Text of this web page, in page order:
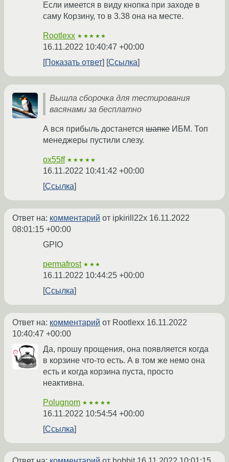
Если имеется в виду кнопка при заходе в
саму Корзину, то в 3.38 она на месте.
Rootlexx ★★★★★
16.11.2022 10:40:47 +00:00
Показать ответ
Ссылка
Вышла сборочка для тестирования
васянами за бесплатно
А вся прибыль достанется шапке ИБМ. Топ
менеджеры пустили слезу.
ox55ff ★★★★★
16.11.2022 10:41:42 +00:00
Ссылка
Ответ на: комментарий от ipkirill22x 16.11.2022
08:01:15 +00:00
GPIO
permafrost ★★★
16.11.2022 10:44:25 +00:00
Ссылка
Ответ на: комментарий от Rootlexx 16.11.2022
10:40:47 +00:00
Да, прошу прощения, она появляется когда
в корзине что-то есть. А в том же немо она
есть и когда корзина пуста, просто
неактивна.
Polugnom ★★★★★
16.11.2022 10:54:54 +00:00
Ссылка